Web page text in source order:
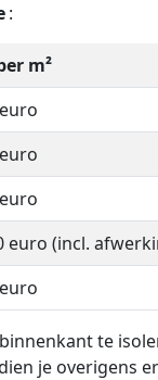
:
m²
euro (incl.
te
je overigens